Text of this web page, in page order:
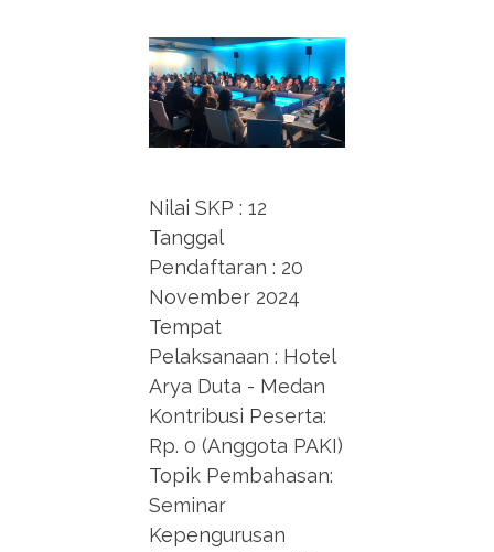
Nilai SKP : 12
Tanggal
Pendaftaran : 20
November 2024
Tempat
Pelaksanaan : Hotel
Arya Duta - Medan
Kontribusi Peserta:
Rp. 0 (Anggota PAKI)
Topik Pembahasan:
Seminar
Kepengurusan